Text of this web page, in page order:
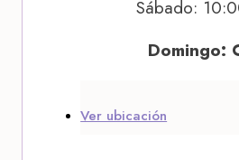
Sábado:
Domingo:
Ver ubicación